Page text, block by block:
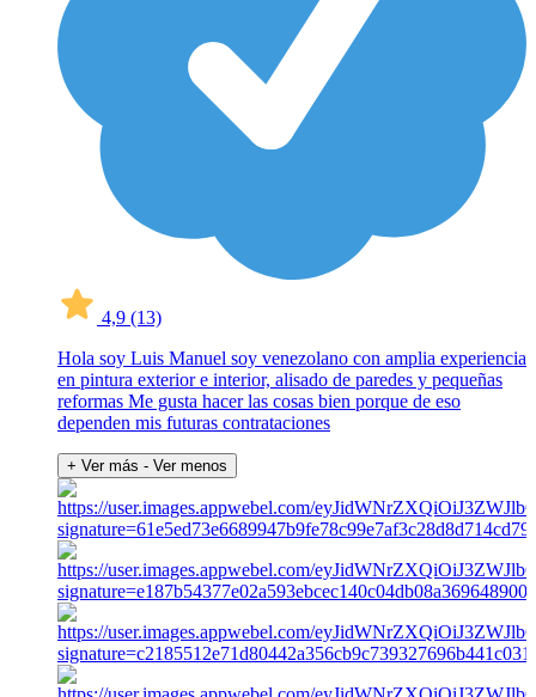
4,9 (13)
Hola soy Luis Manuel soy venezolano con amplia experiencia
en pintura exterior e interior, alisado de paredes y pequeñas
reformas Me gusta hacer las cosas bien porque de eso
dependen mis futuras contrataciones
+ Ver más - Ver menos